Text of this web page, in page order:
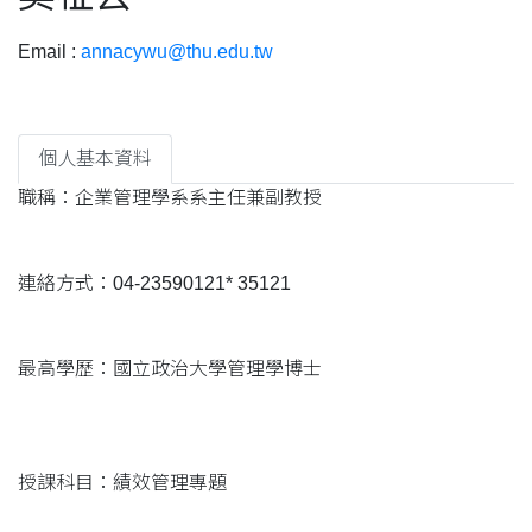
Email : annacywu@thu.edu.tw
個人基本資料
職稱：企業管理學系系主任兼副教授
連絡方式：04-23590121* 35121
最高學歷：國立政治大學管理學博士
授課科目：績效管理專題